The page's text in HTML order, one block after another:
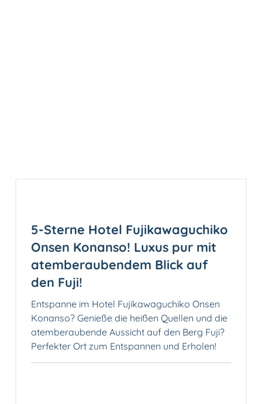
5-Sterne Hotel Fujikawaguchiko
Onsen Konanso! Luxus pur mit
atemberaubendem Blick auf
den Fuji!
Entspanne im Hotel Fujikawaguchiko Onsen
Konanso? Genieße die heißen Quellen und die
atemberaubende Aussicht auf den Berg Fuji?
Perfekter Ort zum Entspannen und Erholen!